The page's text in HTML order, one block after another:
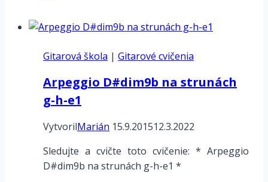
Gitarová škola | Gitarové cvičenia
Arpeggio D#dim9b na strunách
g-h-e1
VytvorilMarián 15.9.201512.3.2022
Sledujte a cvičte toto cvičenie: * Arpeggio
D#dim9b na strunách g-h-e1 *